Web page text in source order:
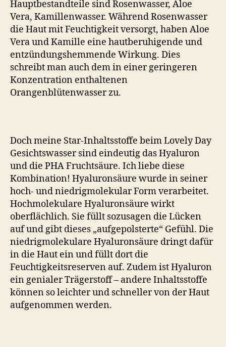
Hauptbestandteile sind Rosenwasser, Aloe
Vera, Kamillenwasser. Während Rosenwasser
die Haut mit Feuchtigkeit versorgt, haben Aloe
Vera und Kamille eine hautberuhigende und
entzündungshemmende Wirkung. Dies
schreibt man auch dem in einer geringeren
Konzentration enthaltenen
Orangenblütenwasser zu.
Doch meine Star-Inhaltsstoffe beim Lovely Day
Gesichtswasser sind eindeutig das Hyaluron
und die PHA Fruchtsäure. Ich liebe diese
Kombination! Hyaluronsäure wurde in seiner
hoch- und niedrigmolekular Form verarbeitet.
Hochmolekulare Hyaluronsäure wirkt
oberflächlich. Sie füllt sozusagen die Lücken
auf und gibt dieses „aufgepolsterte“ Gefühl. Die
niedrigmolekulare Hyaluronsäure dringt dafür
in die Haut ein und füllt dort die
Feuchtigkeitsreserven auf. Zudem ist Hyaluron
ein genialer Trägerstoff – andere Inhaltsstoffe
können so leichter und schneller von der Haut
aufgenommen werden.